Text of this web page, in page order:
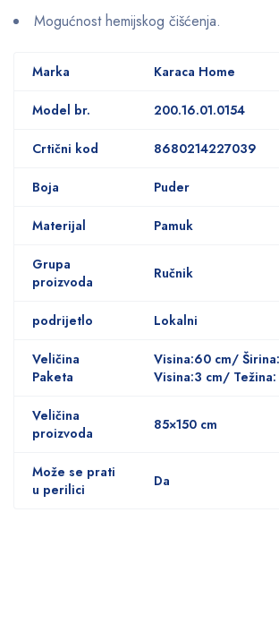
Mogućnost hemijskog čišćenja.
Marka Karaca Home
Model br. 200.16.01.0154
Crtični kod 8680214227039
Boja Puder
Materijal Pamuk
Grupa
proizvoda
Ručnik
podrijetlo Lokalni
Veličina
Paketa
Visina:60 cm/
Visina:3 cm/ Težina:
Veličina
proizvoda
85×150 cm
Može se prati
u perilici
Da